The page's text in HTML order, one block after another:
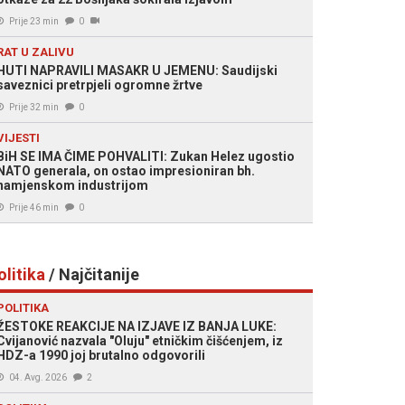
Prije 23 min 0
U ZALIVU
NAPRAVILI MASAKR U JEMENU: Saudijski
pretrpjeli ogromne žrtve
Prije 32 min 0
SE IMA ČIME POHVALITI: Zukan Helez ugostio
generala, on ostao impresioniran bh.
industrijom
Prije 46 min 0
/ Najčitanije
REAKCIJE NA IZJAVE IZ BANJA LUKE:
nazvala "Oluju" etničkim čišćenjem, iz
a 1990 joj brutalno odgovorili
04. Avg. 2026 2